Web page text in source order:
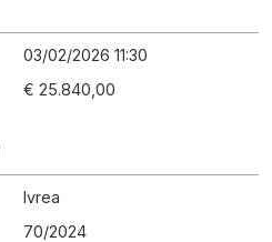
03/02/2026 11:30
€ 25.840,00
Ivrea
70/2024